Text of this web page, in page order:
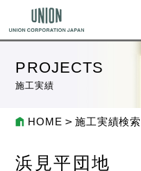
PROJECTS
施工実績
HOME 施工実績検索
浜見平団地